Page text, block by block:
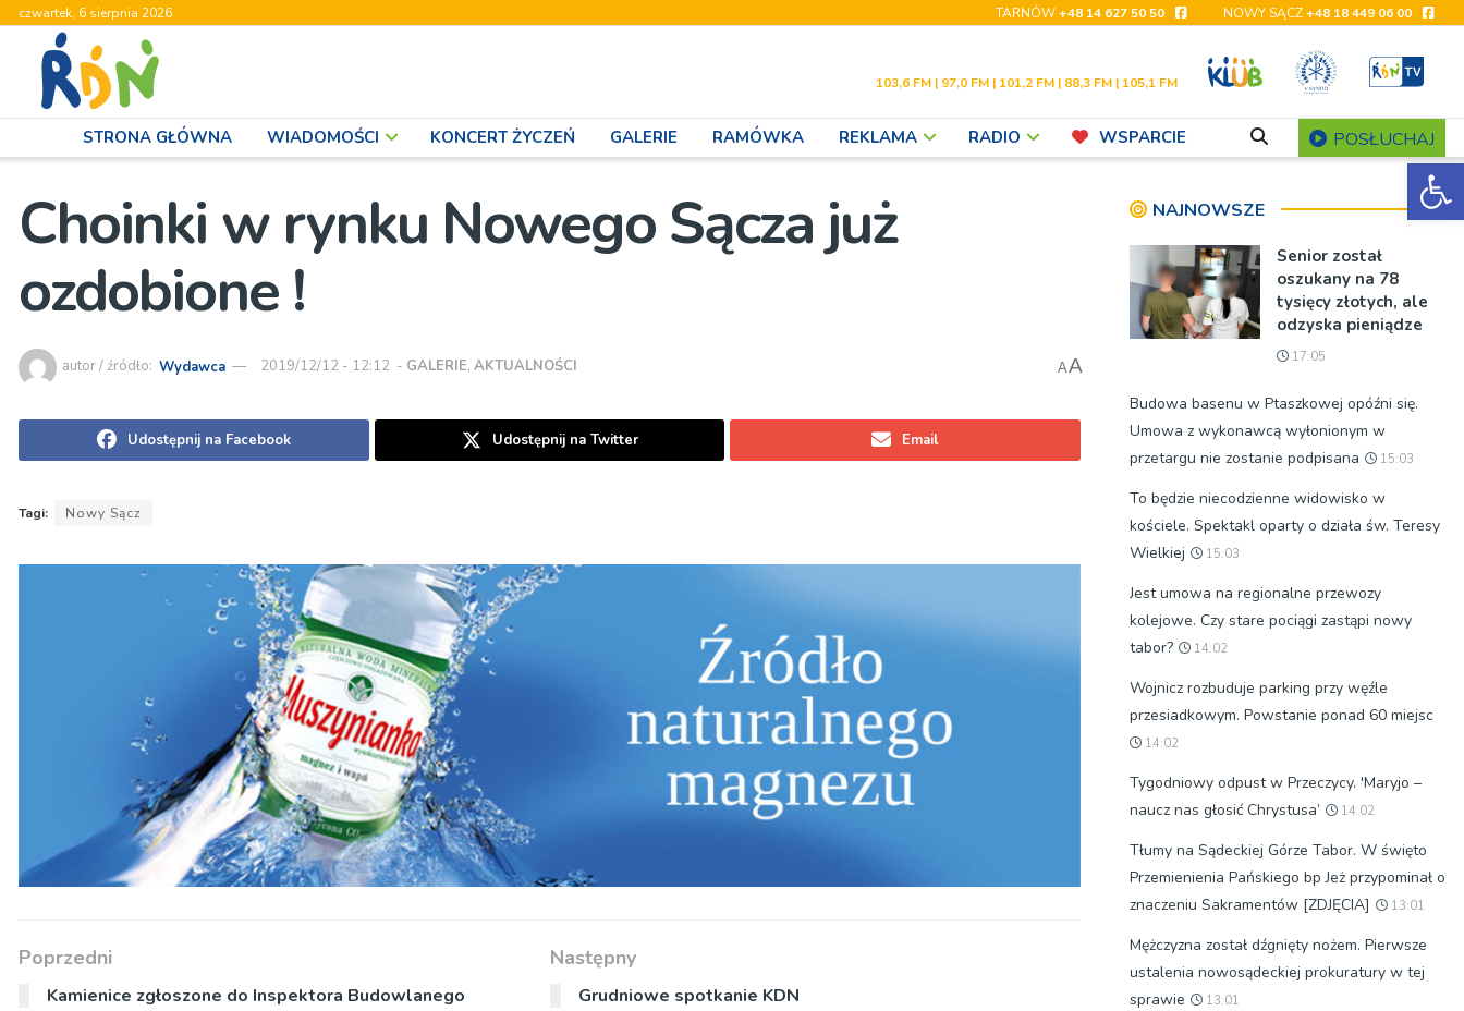
czwartek, 6 sierpnia 2026 TARNÓW+48 14 627 50 50 NOWY SĄCZ+48 18 449 06 00
103,6 FM | 97,0 FM | 101,2 FM | 88,3 FM | 105,1 FM
STRONA GŁÓWNA WIADOMOŚCI KONCERT ŻYCZEŃ GALERIE RAMÓWKA REKLAMA RADIO WSPARCIE POSŁUCHAJ
Choinki w rynku Nowego Sącza już
ozdobione !
autor / źródło: Wydawca 2019/12/12 - 12:12 - GALERIE,AKTUALNOŚCI AA
Udostępnij na Facebook Udostępnij na Twitter Email
Tagi: Nowy Sącz
Poprzedni
Kamienice zgłoszone do Inspektora Budowlanego
Następny
Grudniowe spotkanie KDN
NAJNOWSZE
Senior został
oszukany na 78
tysięcy złotych, ale
odzyska pieniądze
17:05
Budowa basenu w Ptaszkowej opóźni się.
Umowa z wykonawcą wyłonionym w
przetargu nie zostanie podpisana
15:03
To będzie niecodzienne widowisko w
kościele. Spektakl oparty o działa św. Teresy
Wielkiej
15:03
Jest umowa na regionalne przewozy
kolejowe. Czy stare pociągi zastąpi nowy
tabor?
14:02
Wojnicz rozbuduje parking przy węźle
przesiadkowym. Powstanie ponad 60 miejsc
14:02
Tygodniowy odpust w Przeczycy. 'Maryjo –
naucz nas głosić Chrystusa’
14:02
Tłumy na Sądeckiej Górze Tabor. W święto
Przemienienia Pańskiego bp Jeż przypominał o
znaczeniu Sakramentów [ZDJĘCIA]
13:01
Mężczyzna został dźgnięty nożem. Pierwsze
ustalenia nowosądeckiej prokuratury w tej
sprawie
13:01